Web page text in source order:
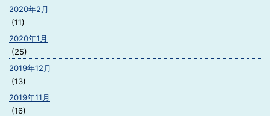
2020年2月
(11)
2020年1月
(25)
2019年12月
(13)
2019年11月
(16)